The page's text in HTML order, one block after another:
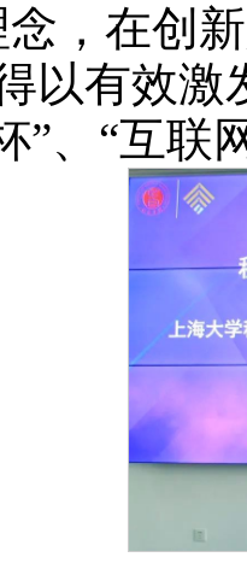
，在创
以有效激
”、“互联